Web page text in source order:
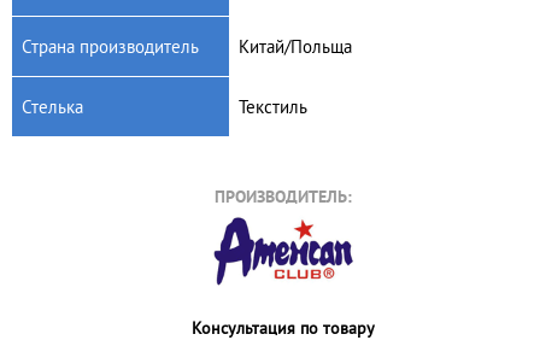
Страна производитель Китай/Польща
Стелька Текстиль
ПРОИЗВОДИТЕЛЬ:
Консультация по товару